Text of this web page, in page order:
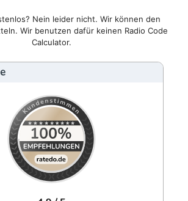
Nein leider nicht. Wir können den
Wir benutzen dafür keinen Radio Code
Calculator.